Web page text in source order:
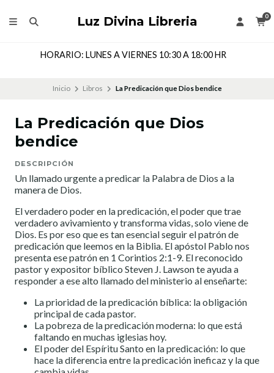
Luz Divina Libreria 0
HORARIO: LUNES A VIERNES 10:30 A 18:00 HR
Inicio Libros La Predicación que Dios bendice
La Predicación que Dios
bendice
DESCRIPCIÓN
Un llamado urgente a predicar la Palabra de Dios a la
manera de Dios.
El verdadero poder en la predicación, el poder que trae
verdadero avivamiento y transforma vidas, solo viene de
Dios. Es por eso que es tan esencial seguir el patrón de
predicación que leemos en la Biblia. El apóstol Pablo nos
presenta ese patrón en 1 Corintios 2:1-9. El reconocido
pastor y expositor bíblico Steven J. Lawson te ayuda a
responder a ese alto llamado del ministerio al enseñarte:
La prioridad de la predicación bíblica: la obligación
principal de cada pastor.
La pobreza de la predicación moderna: lo que está
faltando en muchas iglesias hoy.
El poder del Espíritu Santo en la predicación: lo que
hace la diferencia entre la predicación ineficaz y la que